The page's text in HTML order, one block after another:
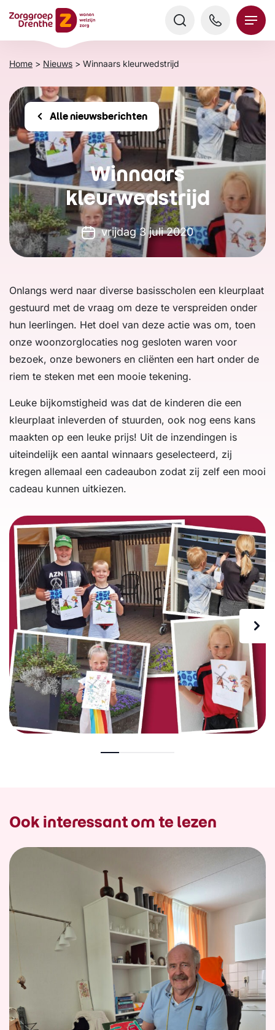
naar
content
Home > Nieuws > Winnaars kleurwedstrijd
Alle nieuwsberichten
Winnaars
kleurwedstrijd
vrijdag 3 juli 2020
Onlangs werd naar diverse basisscholen een kleurplaat
gestuurd met de vraag om deze te verspreiden onder
hun leerlingen. Het doel van deze actie was om, toen
onze woonzorglocaties nog gesloten waren voor
bezoek, onze bewoners en cliënten een hart onder de
riem te steken met een mooie tekening.
Leuke bijkomstigheid was dat de kinderen die een
kleurplaat inleverden of stuurden, ook nog eens kans
maakten op een leuke prijs! Uit de inzendingen is
uiteindelijk een aantal winnaars geselecteerd, zij
kregen allemaal een cadeaubon zodat zij zelf een mooi
cadeau kunnen uitkiezen.
Ook interessant om te lezen